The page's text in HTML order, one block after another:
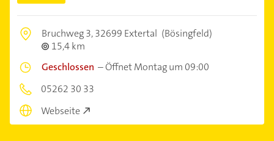
Bruchweg 3,32699 Extertal (Bösingfeld)
15,4 km
Geschlossen –Öffnet Montag um 09:00
05262 30 33
Webseite